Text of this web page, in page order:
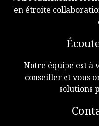
en étroite
Notre équipe est à
conseiller et vous
solutions